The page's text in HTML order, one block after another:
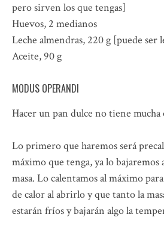
pero sirven los que tengas]
Huevos, 2 medianos
Leche almendras, 220 g [puede ser
Aceite, 90 g
MODUS OPERANDI
Hacer un pan dulce no tiene mucha
Lo primero que haremos será
máximo que tenga, ya lo bajaremos
masa. Lo calentamos al máximo
de calor al abrirlo y que tanto la
estarán fríos y bajarán algo la